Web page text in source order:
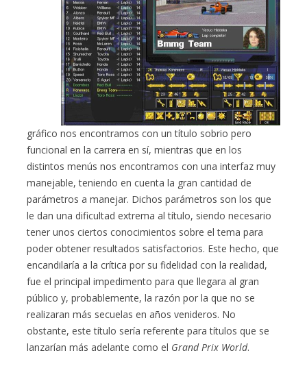
gráfico nos encontramos con un título sobrio pero
funcional en la carrera en sí, mientras que en los
distintos menús nos encontramos con una interfaz muy
manejable, teniendo en cuenta la gran cantidad de
parámetros a manejar. Dichos parámetros son los que
le dan una dificultad extrema al título, siendo necesario
tener unos ciertos conocimientos sobre el tema para
poder obtener resultados satisfactorios. Este hecho, que
encandilaría a la crítica por su fidelidad con la realidad,
fue el principal impedimento para que llegara al gran
público y, probablemente, la razón por la que no se
realizaran más secuelas en años venideros. No
obstante, este título sería referente para títulos que se
lanzarían más adelante como el Grand Prix World.